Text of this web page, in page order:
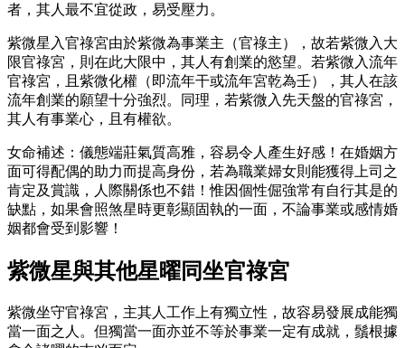
者，其人最不宜從政，易受壓力。
紫微星入官祿宮由於紫微為事業主（官祿主），故若紫微入大
限官祿宮，則在此大限中，其人有創業的慾望。若紫微入流年
官祿宮，且紫微化權（即流年干或流年宮乾為壬），其人在該
流年創業的願望十分強烈。同理，若紫微入先天盤的官祿宮，
其人有事業心，且有權欲。
女命補述：儀態端莊氣質高雅，容易令人產生好感！在婚姻方
面可得配偶的助力而提高身份，若為職業婦女則能獲得上司之
肯定及賞識，人際關係也不錯！惟因個性倔強常有自行其是的
缺點，如果會照煞星時更彰顯固執的一面，不論事業或感情婚
姻都會受到影響！
紫微星與其他星曜同坐官祿宮
紫微坐守官祿宮，主其人工作上有獨立性，故容易發展成能獨
當一面之人。但獨當一面亦並不等於事業一定有成就，鬚根據